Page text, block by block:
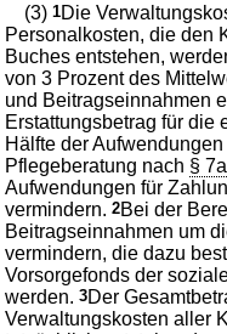
(3)1Die
Personalkosten, die den
Buches entstehen,
von 3 Prozent des
und Beitragseinnahmen
Erstattungsbetrag für die
Hälfte der
Pflegeberatung nach §
Aufwendungen für
vermindern.2Bei der
Beitragseinnahmen um
vermindern, die dazu
Vorsorgefonds der
werden.3Der
Verwaltungskosten aller